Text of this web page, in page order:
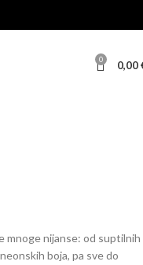
0 0,00
mnoge nijanse: od suptilnih
boja, pa sve do